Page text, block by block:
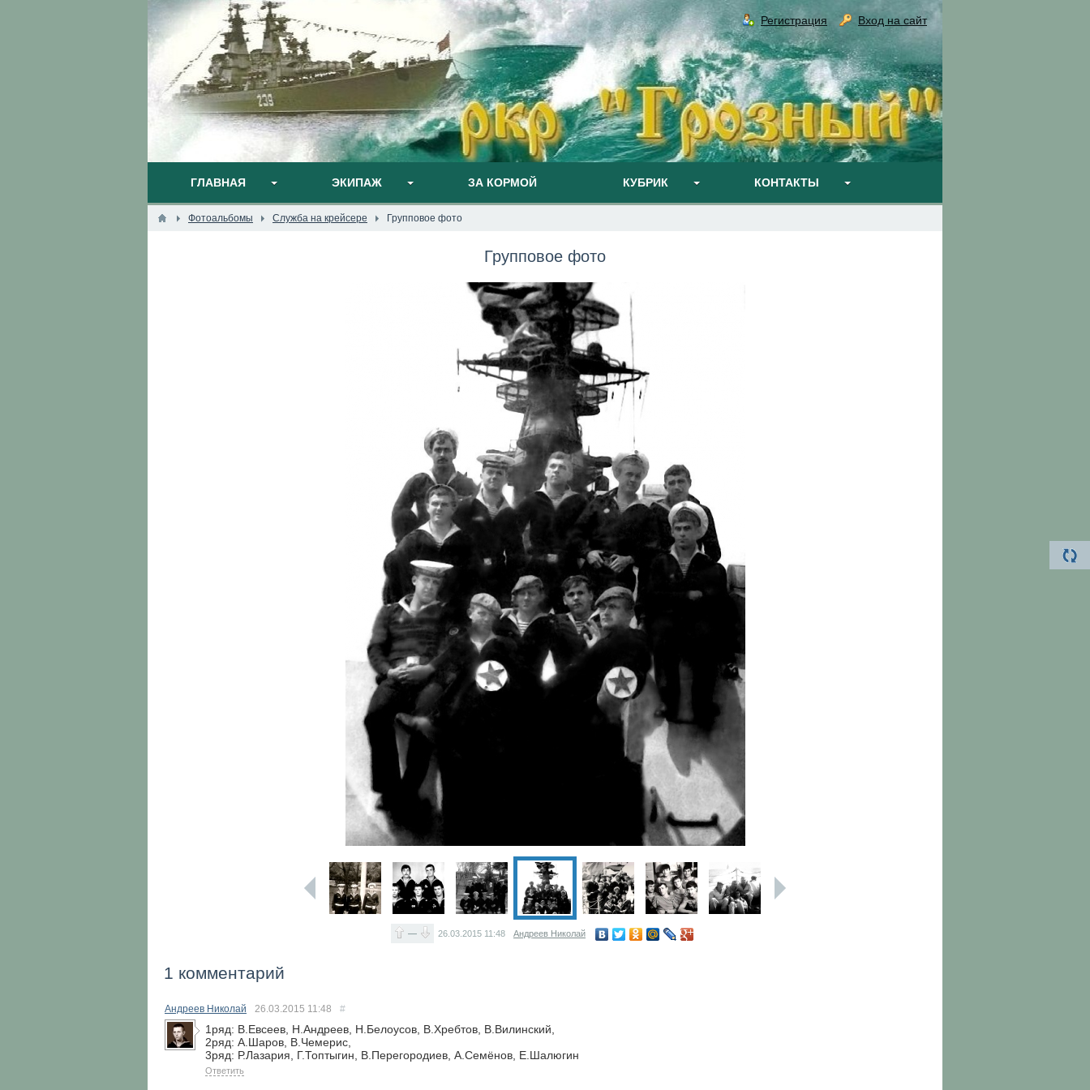
Регистрация Вход на сайт
ГЛАВНАЯ ЭКИПАЖ ЗА КОРМОЙ КУБРИК КОНТАКТЫ
Фотоальбомы Служба на крейсере Групповое фото
Групповое фото
— 26.03.2015 11:48 Андреев Николай
1 комментарий
Андреев Николай 26.03.2015 11:48 #
1ряд: В.Евсеев, Н.Андреев, Н.Белоусов, В.Хребтов, В.Вилинский,
2ряд: А.Шаров, В.Чемерис,
3ряд: Р.Лазария, Г.Топтыгин, В.Перегородиев, А.Семёнов, Е.Шалюгин
Ответить